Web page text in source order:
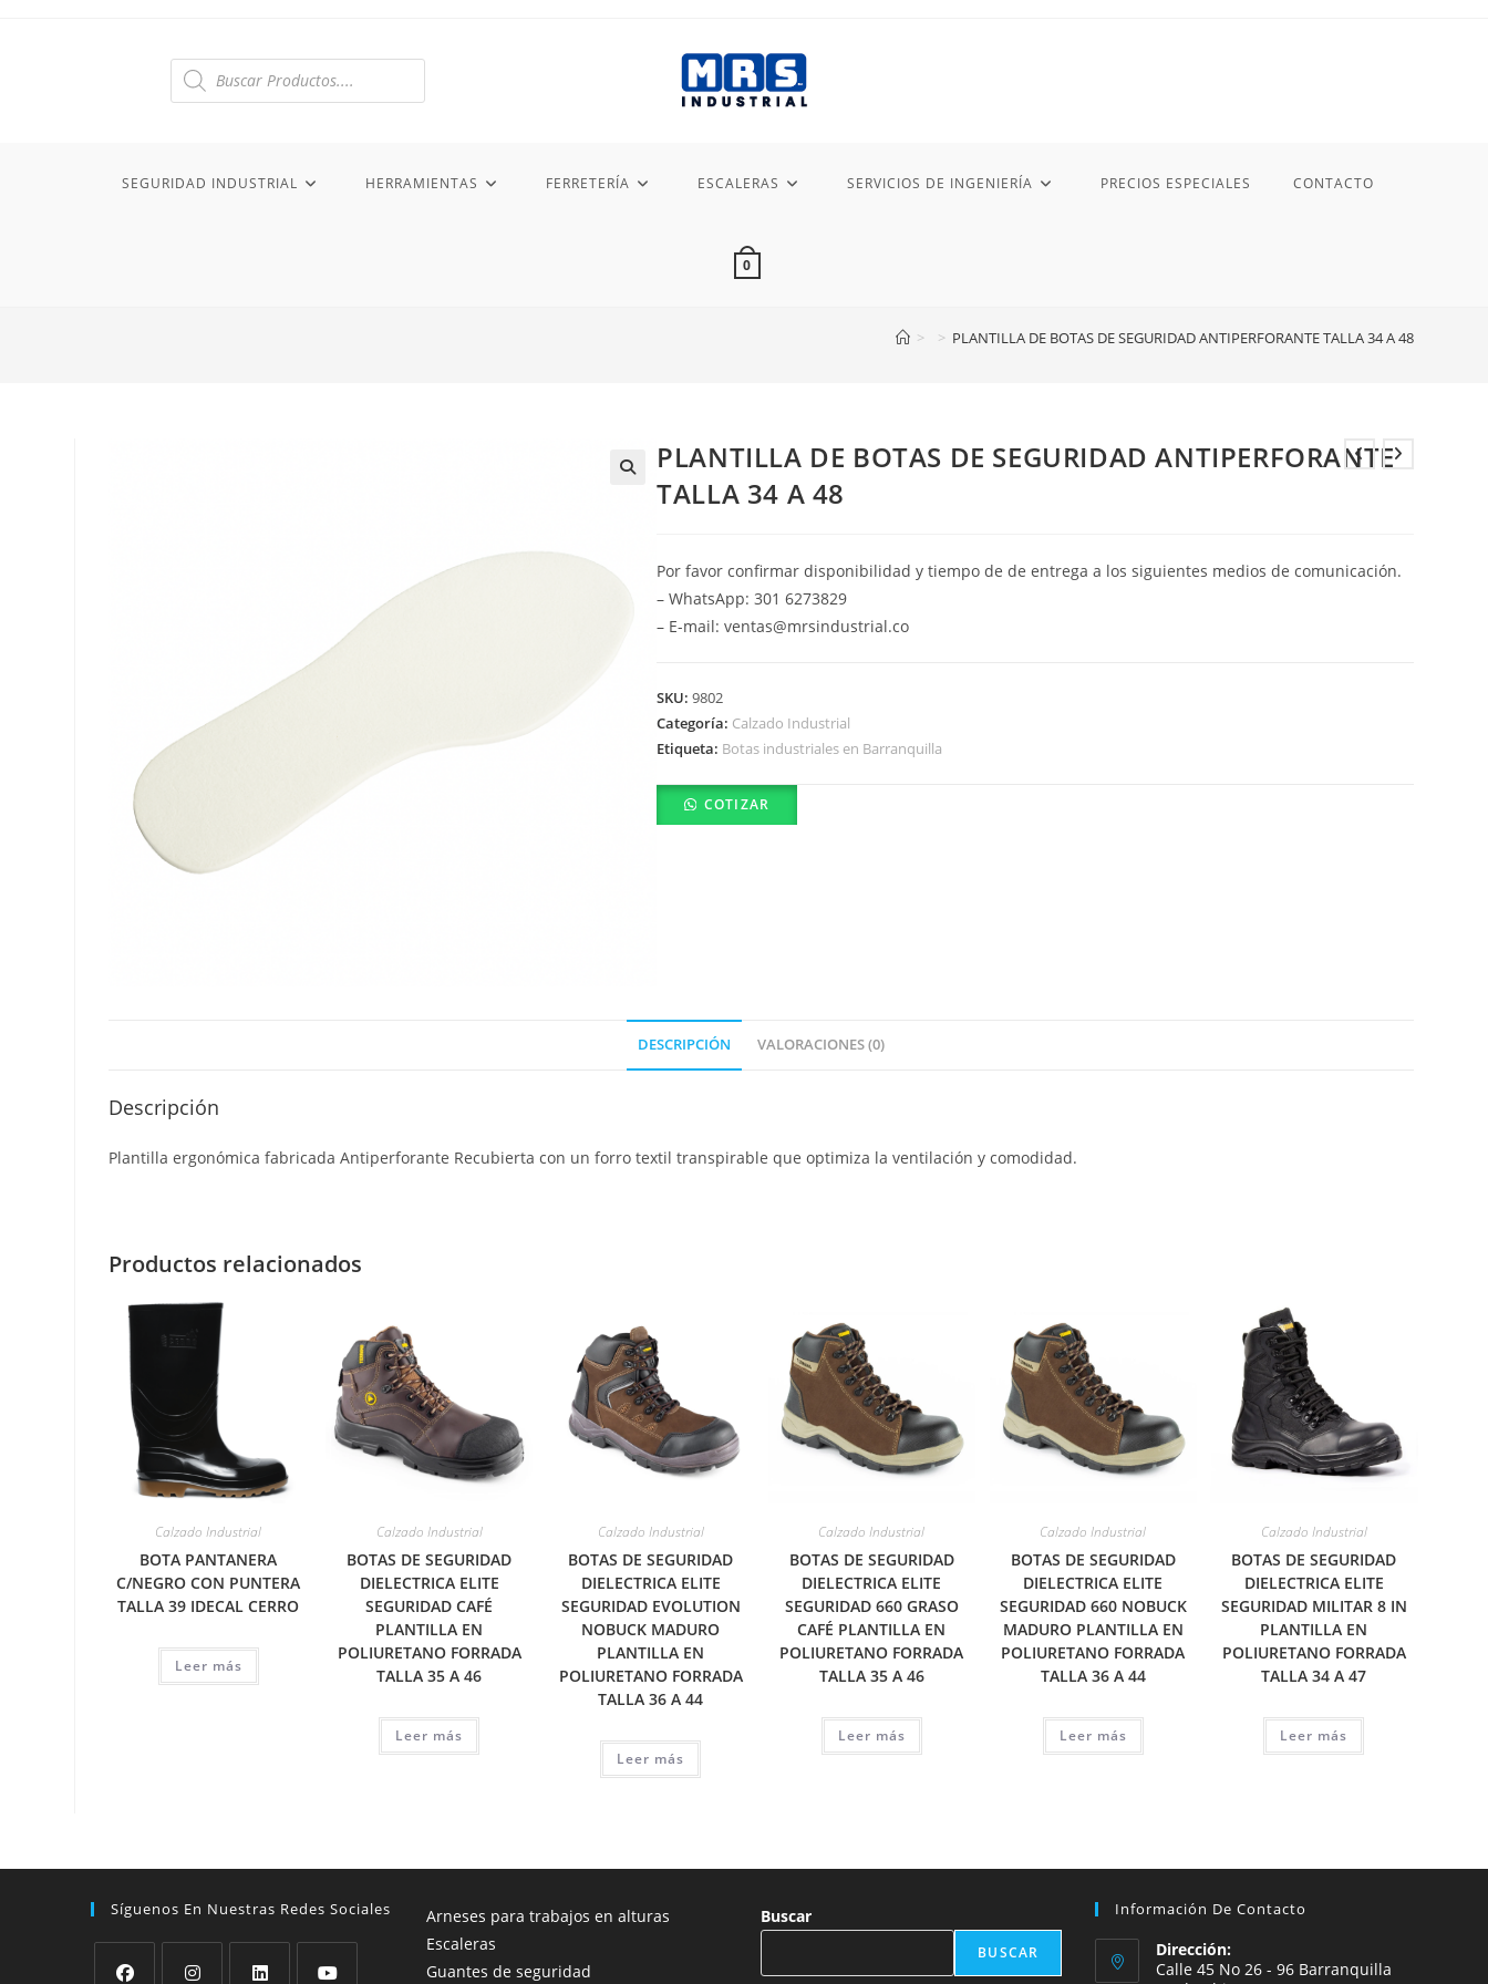
Búsqueda
SEGURIDAD INDUSTRIAL HERRAMIENTAS FERRETERÍA ESCALERAS SERVICIOS DE INGENIERÍA PRECIOS ESPECIALES CONTACTO
0
> > PLANTILLA DE BOTAS DE SEGURIDAD ANTIPERFORANTE TALLA 34 A 48
PLANTILLA DE BOTAS DE SEGURIDAD ANTIPERFORANTE
TALLA 34 A 48
Por favor confirmar disponibilidad y tiempo de de entrega a los siguientes medios de comunicación.
– WhatsApp: 301 6273829
– E-mail: ventas@mrsindustrial.co
SKU:9802
Categoría: Calzado Industrial
Etiqueta: Botas industriales en Barranquilla
COTIZAR
DESCRIPCIÓN VALORACIONES (0)
Descripción
Plantilla ergonómica fabricada Antiperforante Recubierta con un forro textil transpirable que optimiza la ventilación y comodidad.
Productos relacionados
Calzado Industrial
BOTA PANTANERA
C/NEGRO CON PUNTERA
TALLA 39 IDECAL CERRO
Leer más
Calzado Industrial
BOTAS DE SEGURIDAD
DIELECTRICA ELITE
SEGURIDAD CAFÉ
PLANTILLA EN
POLIURETANO FORRADA
TALLA 35 A 46
Leer más
Calzado Industrial
BOTAS DE SEGURIDAD
DIELECTRICA ELITE
SEGURIDAD EVOLUTION
NOBUCK MADURO
PLANTILLA EN
POLIURETANO FORRADA
TALLA 36 A 44
Leer más
Calzado Industrial
BOTAS DE SEGURIDAD
DIELECTRICA ELITE
SEGURIDAD 660 GRASO
CAFÉ PLANTILLA EN
POLIURETANO FORRADA
TALLA 35 A 46
Leer más
Calzado Industrial
BOTAS DE SEGURIDAD
DIELECTRICA ELITE
SEGURIDAD 660 NOBUCK
MADURO PLANTILLA EN
POLIURETANO FORRADA
TALLA 36 A 44
Leer más
Calzado Industrial
BOTAS DE SEGURIDAD
DIELECTRICA ELITE
SEGURIDAD MILITAR 8 IN
PLANTILLA EN
POLIURETANO FORRADA
TALLA 34 A 47
Leer más
Síguenos En Nuestras Redes Sociales
Arneses para trabajos en alturas
Escaleras
Guantes de seguridad
Buscar
BUSCAR
Información De Contacto
Dirección:
Calle 45 No 26 - 96 Barranquilla